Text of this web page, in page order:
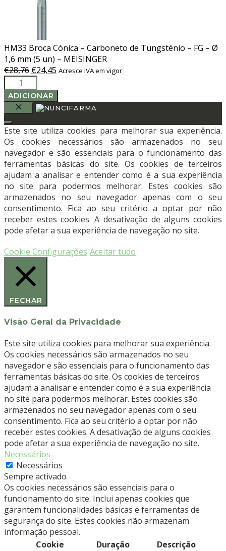
HM33 Broca Cónica – Carboneto de Tungsténio – FG – Ø
1,6 mm (5 un) – MEISINGER
€28,76 O
original
era:
€28,76.
€24,45 O
atual
é:
€24,45.
Acresce IVA em vigor
Quantidade
de
HM33
Broca
Cónica
-
Carboneto
de
Tungsténio
-
FG
-
Ø
1,6
mm
(5
un)
MEISINGER
ADICIONAR
Este site utiliza cookies para melhorar sua experiência.
Os cookies necessários são armazenados no seu
navegador e são essenciais para o funcionamento das
ferramentas básicas do site. Os cookies de terceiros
ajudam a analisar e entender como é a sua experiência
no site para podermos melhorar. Estes cookies são
armazenados no seu navegador apenas com o seu
consentimento. Fica ao seu critério a optar por não
receber estes cookies. A desativação de alguns cookies
pode afetar a sua experiência de navegação no site.
Cookie Configurações Aceitar tudo
FECHAR
Visão Geral da Privacidade
Este site utiliza cookies para melhorar sua experiência.
Os cookies necessários são armazenados no seu
navegador e são essenciais para o funcionamento das
ferramentas básicas do site. Os cookies de terceiros
ajudam a analisar e entender como é a sua experiência
no site para podermos melhorar. Estes cookies são
armazenados no seu navegador apenas com o seu
consentimento. Fica ao seu critério a optar por não
receber estes cookies. A desativação de alguns cookies
pode afetar a sua experiência de navegação no site.
Necessários
Necessários
Sempre activado
Os cookies necessários são essenciais para o
funcionamento do site. Inclui apenas cookies que
garantem funcionalidades básicas e ferramentas de
segurança do site. Estes cookies não armazenam
informação pessoal.
Cookie
Duração Descrição